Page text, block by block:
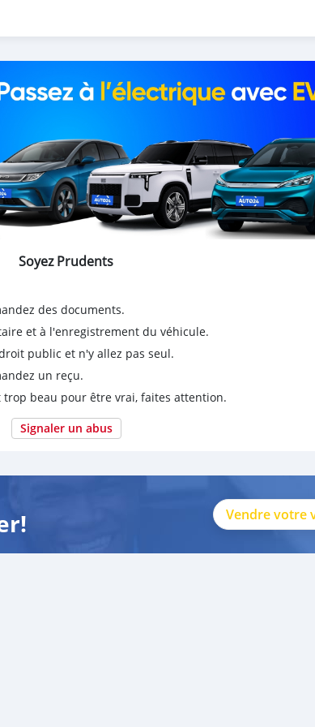
Soyez Prudents
des documents.
et à l'enregistrement du véhicule.
public et n'y allez pas seul.
un reçu.
trop beau pour être vrai, faites attention.
Signaler un abus
Vendre votre